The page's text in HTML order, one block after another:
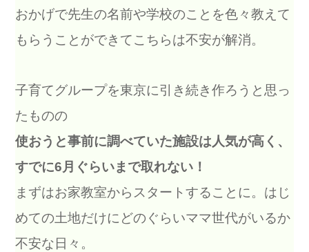
おかげで先生の名前や学校のことを色々教えて
もらうことができてこちらは不安が解消。
子育てグループを東京に引き続き作ろうと思っ
たものの
使おうと事前に調べていた施設は人気が高く、
すでに6月ぐらいまで取れない！
まずはお家教室からスタートすることに。はじ
めての土地だけにどのぐらいママ世代がいるか
不安な日々。